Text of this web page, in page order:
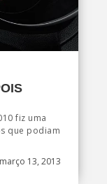
fiz uma
que podiam
13, 2013